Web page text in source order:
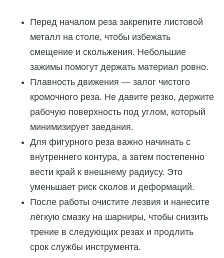
Перед началом реза закрепите листовой
металл на столе, чтобы избежать
смещение и скольжения. Небольшие
зажимы помогут держать материал ровно.
Плавность движения — залог чистого
кромочного реза. Не давите резко, держите
рабочую поверхность под углом, который
минимизирует заедания.
Для фигурного реза важно начинать с
внутреннего контура, а затем постепенно
вести край к внешнему радиусу. Это
уменьшает риск сколов и деформаций.
После работы очистите лезвия и нанесите
лёгкую смазку на шарниры, чтобы снизить
трение в следующих резах и продлить
срок службы инструмента.